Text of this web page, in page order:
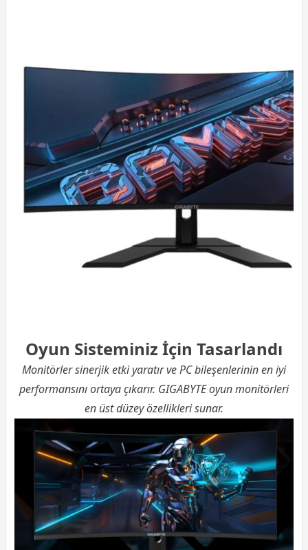
Oyun Sisteminiz İçin Tasarlandı
Monitörler sinerjik etki yaratır ve PC bileşenlerinin en iyi
performansını ortaya çıkarır. GIGABYTE oyun monitörleri
en üst düzey özellikleri sunar.